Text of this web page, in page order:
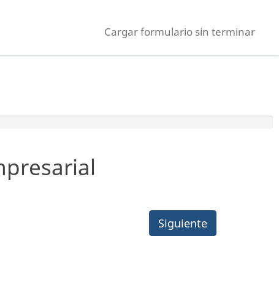
Cargar formulario sin terminar
Siguiente